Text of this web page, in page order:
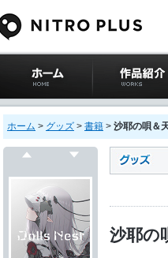
ニトロプラス公式
サイト ホーム
作品紹介
ホーム > グッズ > 書籍 > 沙耶の唄＆
沙耶の